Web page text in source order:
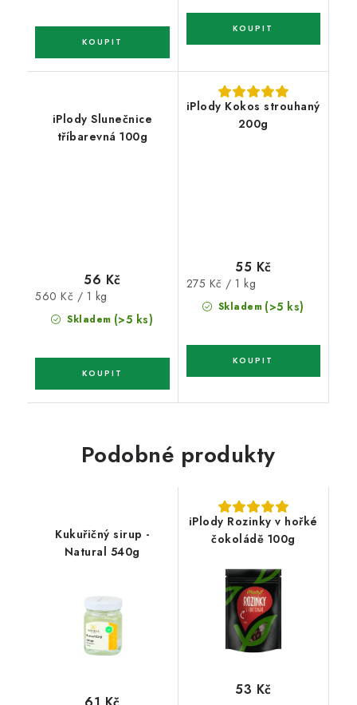
iPlody Slunečnice
tříbarevná 100g
Skladem (>5 ks)
56 Kč
Měrná
cena:
560 Kč / 1 kg
iPlody Kokos strouhaný
200g
Skladem (>5 ks)
55 Kč
Měrná
cena:
275 Kč / 1 kg
Podobné produkty
Kukuřičný sirup -
Natural 540g
iPlody Rozinky v hořké
čokoládě 100g
53 Kč